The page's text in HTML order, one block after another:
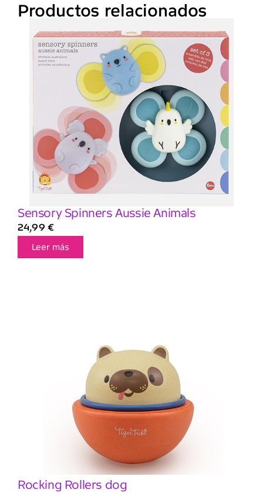
Productos relacionados
Sensory Spinners Aussie Animals
24,99 €
Leer más
Rocking Rollers dog